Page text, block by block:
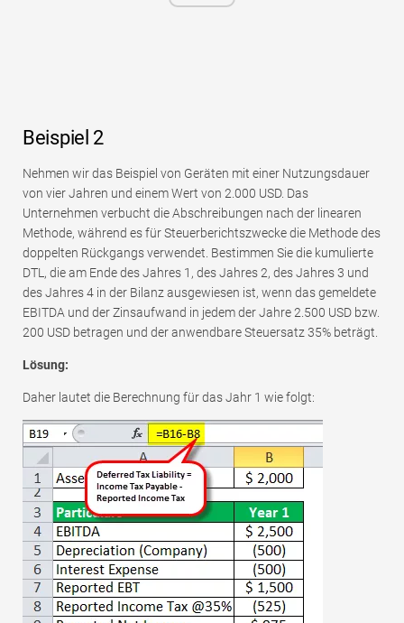
Beispiel 2
Nehmen wir das Beispiel von Geräten mit einer Nutzungsdauer
von vier Jahren und einem Wert von 2.000 USD. Das
Unternehmen verbucht die Abschreibungen nach der linearen
Methode, während es für Steuerberichtszwecke die Methode des
doppelten Rückgangs verwendet. Bestimmen Sie die kumulierte
DTL, die am Ende des Jahres 1, des Jahres 2, des Jahres 3 und
des Jahres 4 in der Bilanz ausgewiesen ist, wenn das gemeldete
EBITDA und der Zinsaufwand in jedem der Jahre 2.500 USD bzw.
200 USD betragen und der anwendbare Steuersatz 35% beträgt.
Lösung:
Daher lautet die Berechnung für das Jahr 1 wie folgt: